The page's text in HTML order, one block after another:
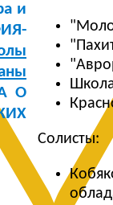
и
О
Солисты: